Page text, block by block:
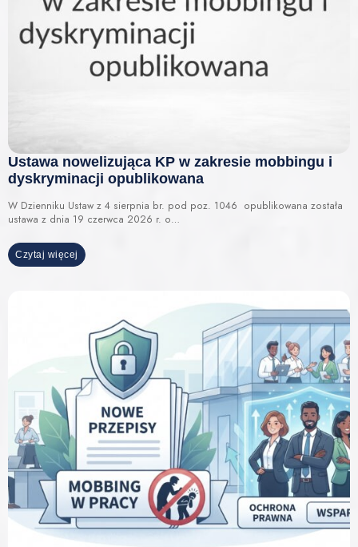
Ustawa nowelizująca KP w zakresie mobbingu i
dyskryminacji opublikowana
W Dzienniku Ustaw z 4 sierpnia br. pod poz. 1046 opublikowana została
ustawa z dnia 19 czerwca 2026 r. o…
Czytaj więcej